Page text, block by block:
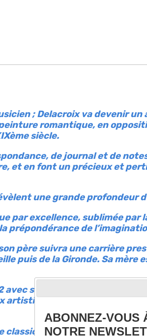
; Delacroix va devenir
romantique, en
siècle.
de journal et de
et en font un précieux et
une grande profondeur
par excellence, sublimée par
prépondérance de
père suivra une carrière
puis de la Gironde. Sa mère
avec son premier grand
de l’époque tenant
et romantisme, il
ABONNEZ-VOUS
NOTRE